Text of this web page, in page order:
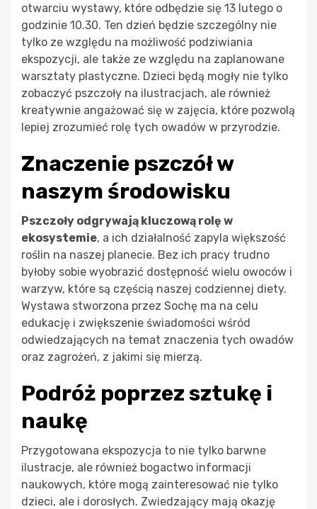
otwarciu wystawy, które odbędzie się 13 lutego o
godzinie 10.30. Ten dzień będzie szczególny nie
tylko ze względu na możliwość podziwiania
ekspozycji, ale także ze względu na zaplanowane
warsztaty plastyczne. Dzieci będą mogły nie tylko
zobaczyć pszczoły na ilustracjach, ale również
kreatywnie angażować się w zajęcia, które pozwolą
lepiej zrozumieć rolę tych owadów w przyrodzie.
Znaczenie pszczół w
naszym środowisku
Pszczoły odgrywają kluczową rolę w
ekosystemie, a ich działalność zapyla większość
roślin na naszej planecie. Bez ich pracy trudno
byłoby sobie wyobrazić dostępność wielu owoców i
warzyw, które są częścią naszej codziennej diety.
Wystawa stworzona przez Sochę ma na celu
edukację i zwiększenie świadomości wśród
odwiedzających na temat znaczenia tych owadów
oraz zagrożeń, z jakimi się mierzą.
Podróż poprzez sztukę i
naukę
Przygotowana ekspozycja to nie tylko barwne
ilustracje, ale również bogactwo informacji
naukowych, które mogą zainteresować nie tylko
dzieci, ale i dorosłych. Zwiedzający mają okazję